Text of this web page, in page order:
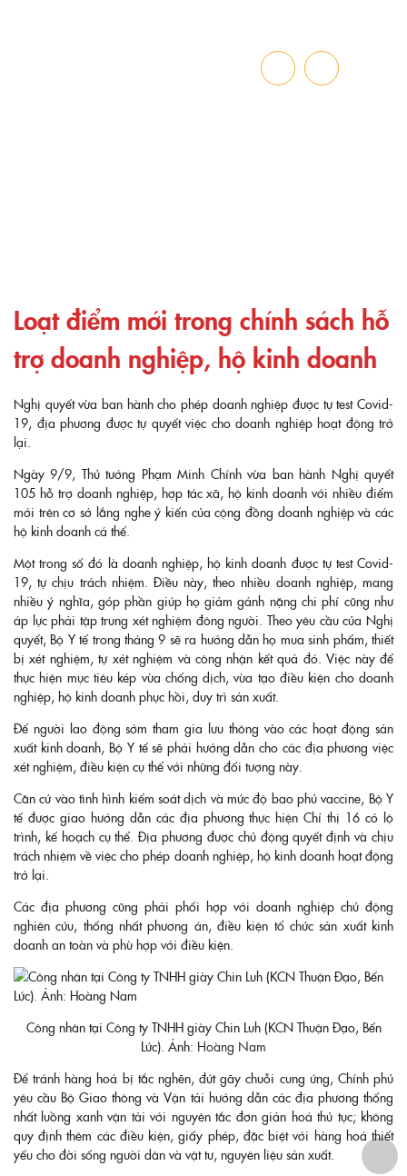
Loạt điểm mới trong chính sách hỗ
trợ doanh nghiệp, hộ kinh doanh
Nghị quyết vừa ban hành cho phép doanh nghiệp được tự test Covid-
19, địa phương được tự quyết việc cho doanh nghiệp hoạt động trở
lại.
Ngày 9/9, Thủ tướng Phạm Minh Chính vừa ban hành Nghị quyết
105 hỗ trợ doanh nghiệp, hợp tác xã, hộ kinh doanh với nhiều điểm
mới trên cơ sở lắng nghe ý kiến của cộng đồng doanh nghiệp và các
hộ kinh doanh cá thể.
Một trong số đó là doanh nghiệp, hộ kinh doanh được tự test Covid-
19, tự chịu trách nhiệm. Điều này, theo nhiều doanh nghiệp, mang
nhiều ý nghĩa, góp phần giúp họ giảm gánh nặng chi phí cũng như
áp lực phải tập trung xét nghiệm đông người. Theo yêu cầu của Nghị
quyết, Bộ Y tế trong tháng 9 sẽ ra hướng dẫn họ mua sinh phẩm, thiết
bị xét nghiệm, tự xét nghiệm và công nhận kết quả đó. Việc này để
thực hiện mục tiêu kép vừa chống dịch, vừa tạo điều kiện cho doanh
nghiệp, hộ kinh doanh phục hồi, duy trì sản xuất.
Để người lao động sớm tham gia lưu thông vào các hoạt động sản
xuất kinh doanh, Bộ Y tế sẽ phải hướng dẫn cho các địa phương việc
xét nghiệm, điều kiện cụ thể với những đối tượng này.
Căn cứ vào tình hình kiểm soát dịch và mức độ bao phủ vaccine, Bộ Y
tế được giao hướng dẫn các địa phương thực hiện Chỉ thị 16 có lộ
trình, kế hoạch cụ thể. Địa phương được chủ động quyết định và chịu
trách nhiệm về việc cho phép doanh nghiệp, hộ kinh doanh hoạt động
trở lại.
Các địa phương cũng phải phối hợp với doanh nghiệp chủ động
nghiên cứu, thống nhất phương án, điều kiện tổ chức sản xuất kinh
doanh an toàn và phù hợp với điều kiện.
Công nhân tại Công ty TNHH giày Chin Luh (KCN Thuận Đạo, Bến
Lức). Ảnh: Hoàng Nam
Để tránh hàng hoá bị tắc nghẽn, đứt gãy chuỗi cung ứng, Chính phủ
yêu cầu Bộ Giao thông và Vận tải hướng dẫn các địa phương thống
nhất luồng xanh vận tải với nguyên tắc đơn giản hoá thủ tục; không
quy định thêm các điều kiện, giấy phép, đặc biệt với hàng hoá thiết
yếu cho đời sống người dân và vật tư, nguyên liệu sản xuất.